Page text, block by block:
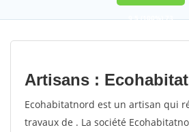
9,5(100%)73
votes
Artisans :
Ecohabitatnord est un artisan qui
travaux de . La société